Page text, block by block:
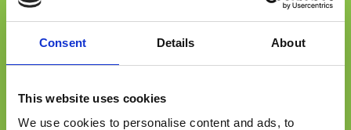
Consent Details About
This website uses cookies
We use cookies to personalise content and ads, to
Esker est doté d’un système de management de
la sécurité de l’information (SMSI) audité et
certifié ISO 27001 pour sa plateforme cloud
Esker on Demand. En outre, Esker exige de ses